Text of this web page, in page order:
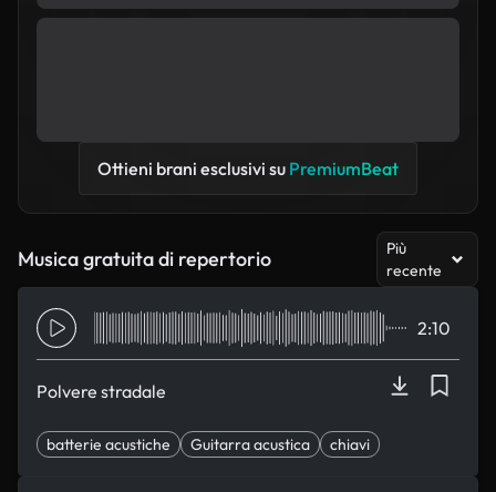
Ottieni brani esclusivi su PremiumBeat
Musica gratuita di repertorio
Più
recente
Polvere stradale
2:10
batterie acustiche Guitarra acustica
chiavi